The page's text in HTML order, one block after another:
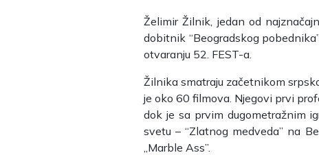
Želimir Žilnik, jedan od
dobitnik “Beogradskog
otvaranju 52. FEST-a.
Žilnika smatraju začetnikom
je oko 60 filmova. Njegovi prvi
dok je sa prvim dugometražnim
svetu – “Zlatnog medveda” na
„Marble Ass”.